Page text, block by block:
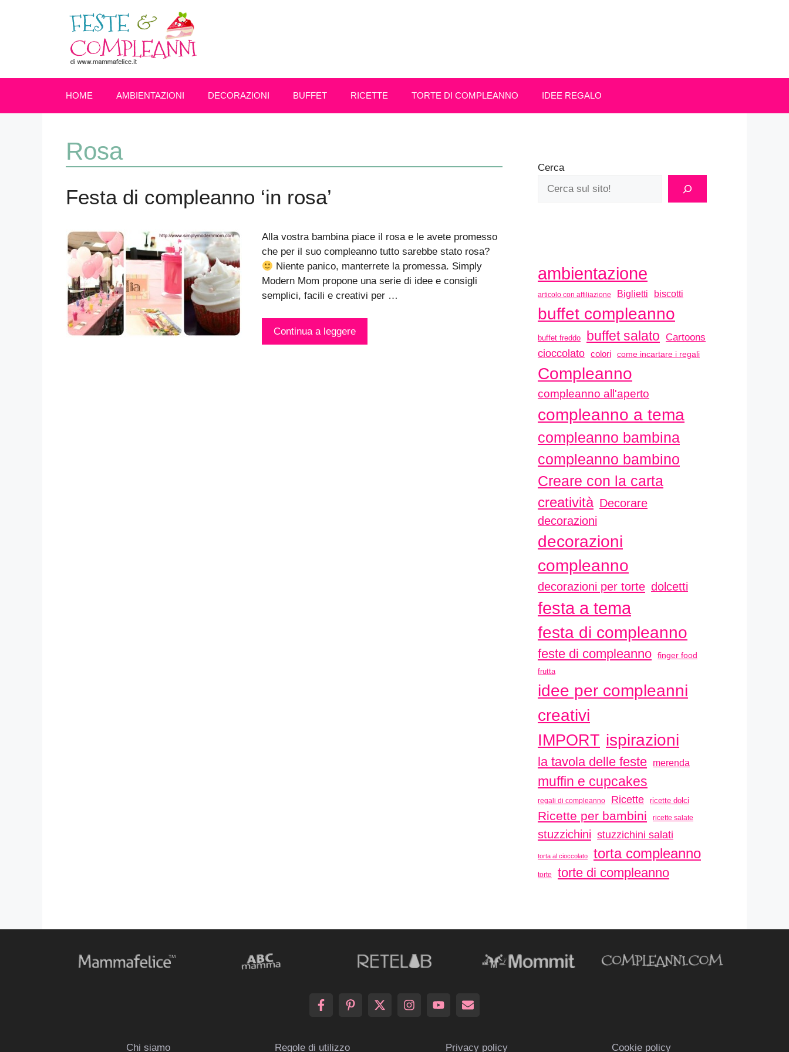
HOME AMBIENTAZIONI DECORAZIONI BUFFET RICETTE TORTE DI COMPLEANNO IDEE REGALO
Rosa
Festa di compleanno ‘in rosa’
Alla vostra bambina piace il rosa e le avete promesso
che per il suo compleanno tutto sarebbe stato rosa?
Niente panico, manterrete la promessa. Simply
Modern Mom propone una serie di idee e consigli
semplici, facili e creativi per …
Continua a leggere
Cerca
ambientazione
articolo con affiliazione Biglietti biscotti
buffet compleanno
buffet freddo buffet salato Cartoons
cioccolato colori come incartare i regali
Compleanno
compleanno all'aperto
compleanno a tema
compleanno bambina
compleanno bambino
Creare con la carta
creatività Decorare
decorazioni
decorazioni
compleanno
decorazioni per torte dolcetti
festa a tema
festa di compleanno
feste di compleanno finger food
frutta
idee per compleanni
creativi
IMPORT ispirazioni
la tavola delle feste merenda
muffin e cupcakes
regali di compleanno Ricette ricette dolci
Ricette per bambini ricette salate
stuzzichini stuzzichini salati
torta al cioccolato torta compleanno
torte torte di compleanno
Chi siamo Regole di utilizzo Privacy policy Cookie policy